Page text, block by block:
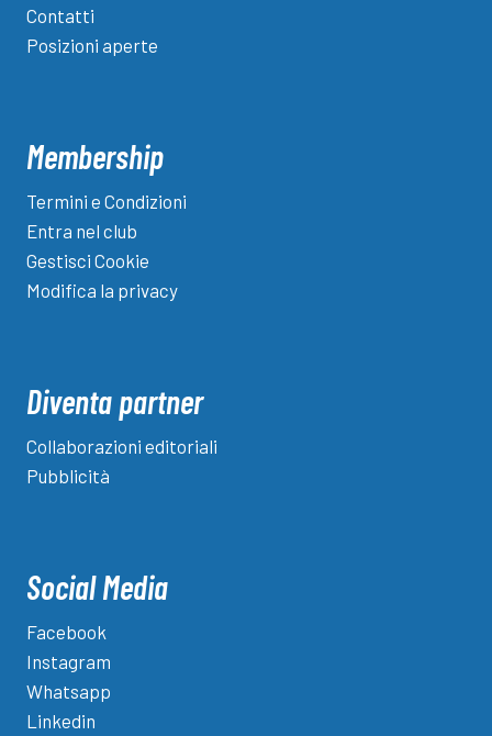
Contatti
Posizioni aperte
Membership
Termini e Condizioni
Entra nel club
Gestisci Cookie
Modifica la privacy
Diventa partner
Collaborazioni editoriali
Pubblicità
Social Media
Facebook
Instagram
Whatsapp
Linkedin